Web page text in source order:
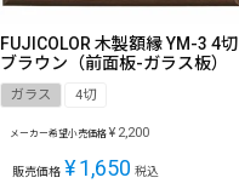
FUJICOLOR 木製額縁 YM-3 4切
ブラウン（前面板-ガラス板）
ガラス 4切
メーカー希望小売価格 ¥ 2,200
販売価格 ¥1,650 税込